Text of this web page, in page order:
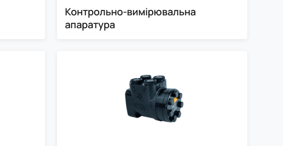
Контрольно-вимірювальна
апаратура